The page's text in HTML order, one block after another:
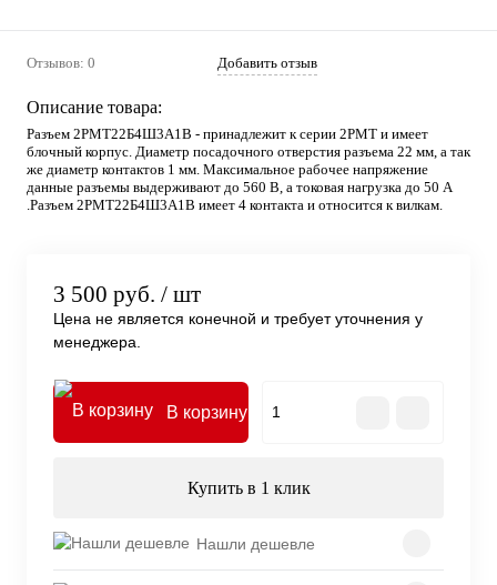
Отзывов: 0 Добавить отзыв
Описание товара:
Разъем 2РМТ22Б4Ш3А1В - принадлежит к серии 2РМТ и имеет
блочный корпус. Диаметр посадочного отверстия разъема 22 мм, а так
же диаметр контактов 1 мм. Максимальное рабочее напряжение
данные разъемы выдерживают до 560 В, а токовая нагрузка до 50 А
.Разъем 2РМТ22Б4Ш3А1В имеет 4 контакта и относится к вилкам.
3 500 руб. / шт
Цена не является конечной и требует уточнения у
менеджера.
В корзину
Купить в 1 клик
Нашли дешевле